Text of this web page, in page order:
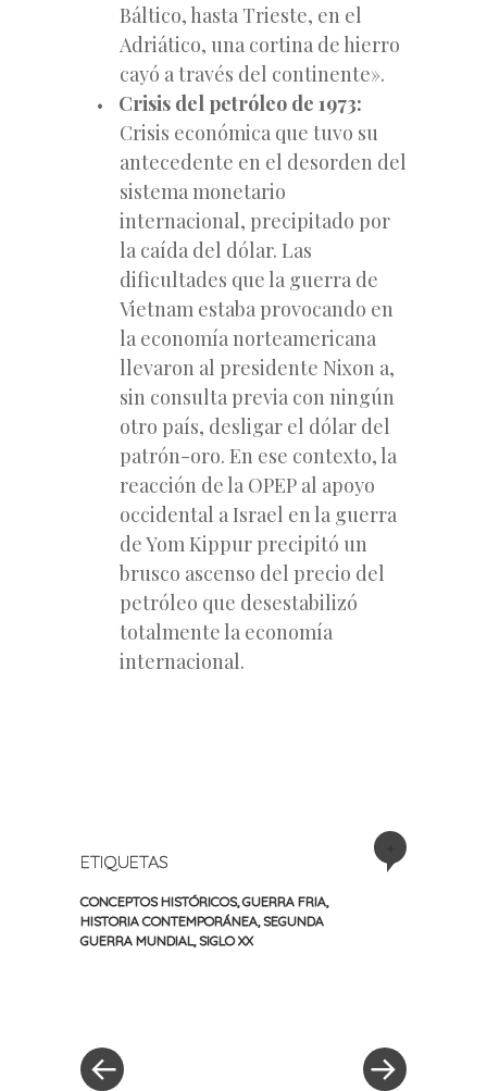
Báltico, hasta Trieste, en el
Adriático, una cortina de hierro
cayó a través del continente».
Crisis del petróleo de 1973:
Crisis económica que tuvo su
antecedente en el desorden del
sistema monetario
internacional, precipitado por
la caída del dólar. Las
dificultades que la guerra de
Vietnam estaba provocando en
la economía norteamericana
llevaron al presidente Nixon a,
sin consulta previa con ningún
otro país, desligar el dólar del
patrón-oro. En ese contexto, la
reacción de la OPEP al apoyo
occidental a Israel en la guerra
de Yom Kippur precipitó un
brusco ascenso del precio del
petróleo que desestabilizó
totalmente la economía
internacional.
ETIQUETAS
CONCEPTOS HISTÓRICOS,GUERRA FRIA
HISTORIA CONTEMPORÁNEA SEGUNDA
GUERRA MUNDIAL SIGLO XX
entradas